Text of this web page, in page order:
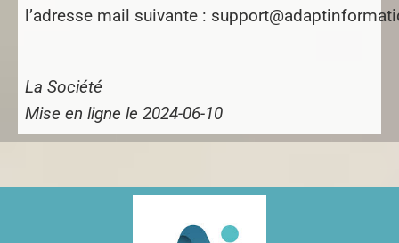
l’adresse mail suivante :
La Société
Mise en ligne le 2024-06-10